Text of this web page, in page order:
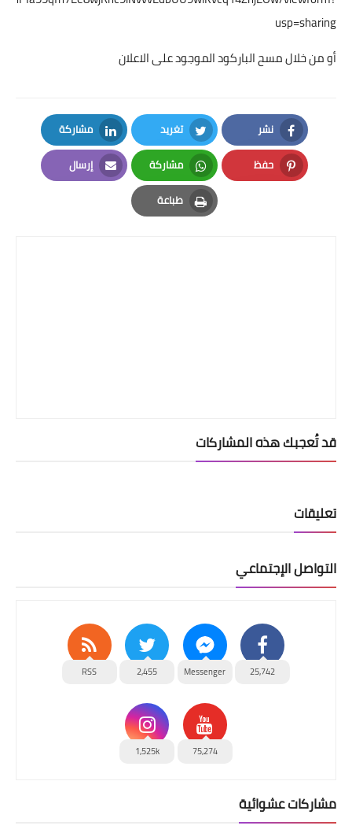
usp=sharing
أو من خلال مسح الباركود الموجود على الاعلان
نشر
Facebook
تغريد
Twitter
مشاركة
LinkedIn
حفظ
Pinterest
مشاركة
Whatsapp
إرسال
Email
طباعة
Print
قد تُعجبك هذه المشاركات
تعليقات
التواصل الإجتماعي
25,742
Messenger
2,455
RSS
75,274
1,525k
مشاركات عشوائية